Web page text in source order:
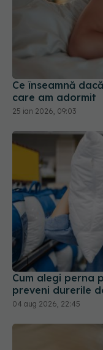
Ce înseamnă
care am adormit
25 ian 2026, 09:03
Cum alegi perna
preveni durerile
04 aug 2026, 22:45